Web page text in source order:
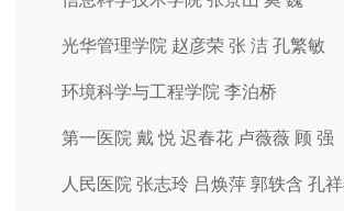
光华管理学院 赵彦荣 张 洁 孔繁敏
环境科学与工程学院 李泊桥
第一医院 戴 悦 迟春花 卢薇薇 顾 强
人民医院 张志玲 吕焕萍 郭轶含 孔